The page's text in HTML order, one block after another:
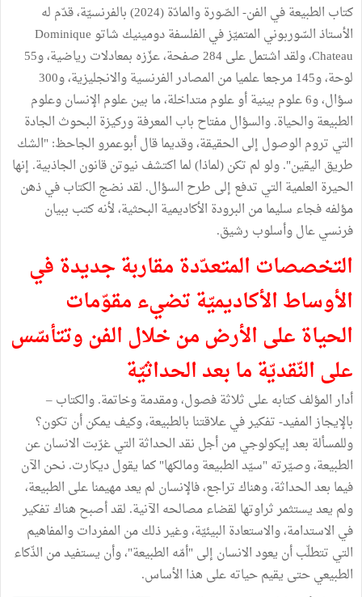
كتاب الطبيعة في الفن- الصّورة والمادّة (2024) بالفرنسيّة، قدّم له
الأستاذ السّوربوني المتميّز في الفلسفة دومينيك شاتو Dominique
Chateau، ولقد اشتمل على 284 صفحة، عزّزه بمعادلات رياضية، و55
لوحة، و145 مرجعا علميا من المصادر الفرنسية والانجليزية، و300
سؤال، و6 علوم بينية أو علوم متداخلة، ما بين علوم الإنسان وعلوم
الطبيعة والحياة. والسؤال مفتاح باب المعرفة وركيزة البحوث الجادة
التي تروم الوصول إلى الحقيقة، وقديما قال أبوعمرو الجاحظ: "الشك
طريق اليقين". ولو لم تكن (لماذا) لما اكتشف نيوتن قانون الجاذبية. إنها
الحيرة العلمية التي تدفع إلى طرح السؤال. لقد نضج الكتاب في ذهن
مؤلفه فجاء سليما من البرودة الأكاديمية البحثية، لأنه كتب ببيان
فرنسي عال وأسلوب رشيق.
التخصصات المتعدّدة مقاربة جديدة في
الأوساط الأكاديميّة تضيء مقوّمات
الحياة على الأرض من خلال الفن وتتأسّس
على النّقديّة ما بعد الحداثيّة
أدار المؤلف كتابه على ثلاثة فصول، ومقدمة وخاتمة. والكتاب –
بالإيجاز المفيد- تفكير في علاقتنا بالطبيعة، وكيف يمكن أن تكون؟
وللمسألة بعد إيكولوجي من أجل نقد الحداثة التي غرّبت الانسان عن
الطبيعة، وصيّرته "سيّد الطبيعة ومالكها" كما يقول ديكارت. نحن الآن
فيما بعد الحداثة، وهناك تراجع، فالإنسان لم يعد مهيمنا على الطبيعة،
ولم يعد يستثمر ثراوتها لقضاء مصالحه الآنية. لقد أصبح هناك تفكير
في الاستدامة، والاستعادة البيئيّة، وغير ذلك من المفردات والمفاهيم
التي تتطلّب أن يعود الانسان إلى "أمّه الطبيعة"، وأن يستفيد من الذّكاء
الطبيعي حتى يقيم حياته على هذا الأساس.